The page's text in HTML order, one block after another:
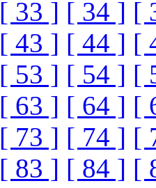
[ 33 ] [ 34 ] [
[ 43 ] [ 44 ] [
[ 53 ] [ 54 ] [
[ 63 ] [ 64 ] [
[ 73 ] [ 74 ] [
[ 83 ] [ 84 ] [